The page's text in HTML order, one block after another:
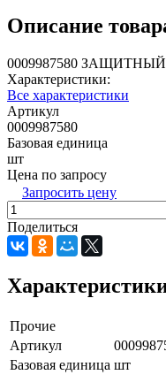
Описание
0009987580
Характеристики:
Все характеристики
Артикул
0009987580
Базовая единица
шт
Цена по запросу
Запросить цену
Поделиться
Прочие
Артикул
Базовая единица шт